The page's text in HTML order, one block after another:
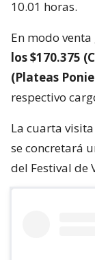
10.01 horas.
En modo
los $170.375
(Plateas
respectivo
La cuarta
se concretará
del Festival de